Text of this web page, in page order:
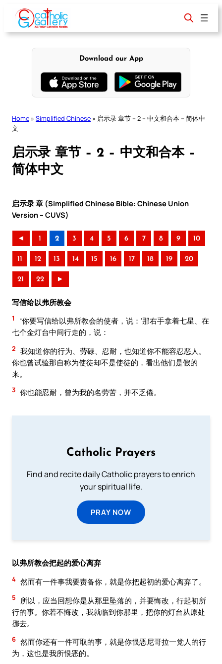
content
Download our App
Home » Simplified Chinese » 启示录 章节 – 2 – 中文和合本 – 简体中
文
启示录 章节 – 2 – 中文和合本 –
简体中文
启示录 章 (Simplified Chinese Bible: Chinese Union
Version – CUVS)
◄ 1 2 3 4 5 6 7 8 9 10
11 12 13 14 15 16 17 18 19 20
21 22 ►
写信给以弗所教会
1
“你要写信给以弗所教会的使者，说：‘那右手拿着七星、在
七个金灯台中间行走的，说：
2 我知道你的行为、劳碌、忍耐，也知道你不能容忍恶人。
你也曾试验那自称为使徒却不是使徒的，看出他们是假的
来。
3 你也能忍耐，曾为我的名劳苦，并不乏倦。
Catholic Prayers
Find and recite daily Catholic prayers to enrich
your spiritual life.
PRAY NOW
以弗所教会把起的爱心离弃
4 然而有一件事我要责备你，就是你把起初的爱心离弃了。
5
所以，应当回想你是从那里坠落的，并要悔改，行起初所
行的事。你若不悔改，我就临到你那里，把你的灯台从原处
挪去。
6 然而你还有一件可取的事，就是你恨恶尼哥拉一党人的行
为，这也是我所恨恶的。